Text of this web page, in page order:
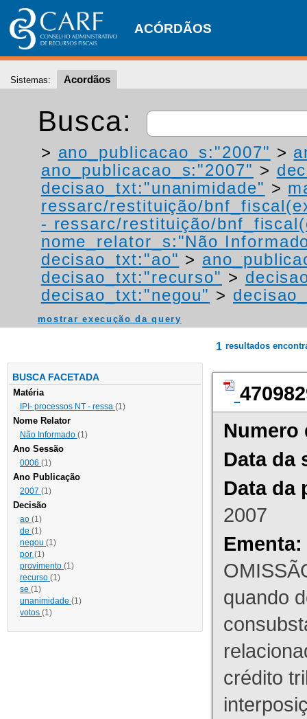
ACÓRDÃOS
Sistemas: Acordãos
Busca:
> ano_publicacao_s:"2007" >
ano_publicacao_s:"2007" >
decisao_txt:"unanimidade" >
ressarc/restituição/
- ressarc/restituição/
nome_relator_s:"Não
decisao_txt:"ao" >
decisao_txt:"recurso" >
decisao_txt:"negou" >
mostrar execução da query
BUSCA FACETADA
Matéria
IPI- processos NT - ressa (1)
Nome Relator
Não Informado (1)
Ano Sessão
0006 (1)
Ano Publicação
2007 (1)
Decisão
ao (1)
de (1)
negou (1)
por (1)
provimento (1)
recurso (1)
se (1)
unanimidade (1)
votos (1)
1 resultados
Numero
Data da
Data da
2007
Ementa:
quando
crédito